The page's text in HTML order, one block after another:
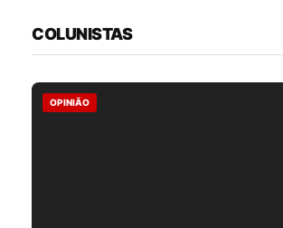
COLUNISTAS
OPINIÃO